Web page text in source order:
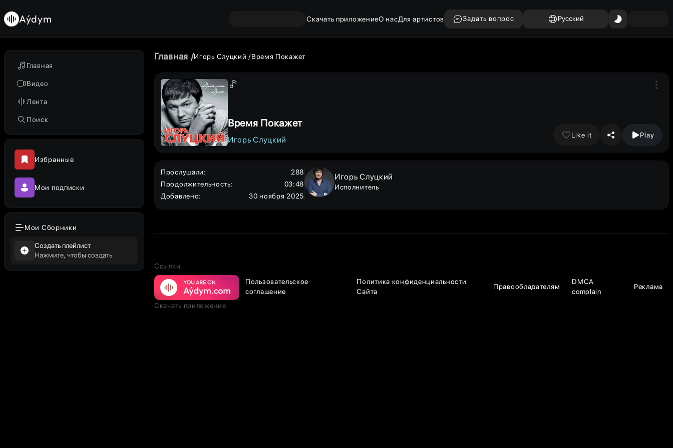
Главная
Видео
Лента
Поиск
Избранные
Мои подписки
Мои Сборники
Создать плейлист
Нажмите, чтобы создать
Aýdym Скачать приложениеО насДля артистов Задать вопрос Русский
Главная Игорь Слуцкий Время Покажет
Время Покажет
Игорь Слуцкий
Like it Play
Прослушали:
288
Продолжительность:
03:48
Добавлено: 30 ноября 2025
Игорь Слуцкий
Исполнитель
Ссылки
Пользовательское
соглашение
Политика конфиденциальности
Сайта
Правообладателям
DMCA
complain
Реклама
Скачать приложение